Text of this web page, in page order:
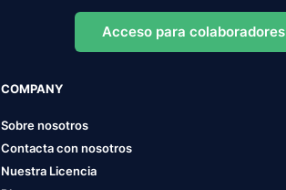
Acceso para colaboradores
COMPANY
Sobre nosotros
Contacta con nosotros
Nuestra Licencia